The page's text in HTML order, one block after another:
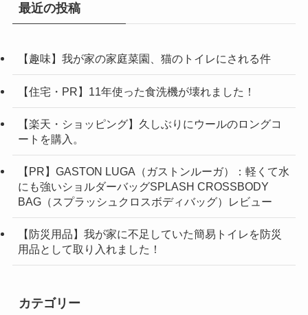
最近の投稿
【趣味】我が家の家庭菜園、猫のトイレにされる件
【住宅・PR】11年使った食洗機が壊れました！
【楽天・ショッピング】久しぶりにウールのロングコ
ートを購入。
【PR】GASTON LUGA（ガストンルーガ）：軽くて水
にも強いショルダーバッグSPLASH CROSSBODY
BAG（スプラッシュクロスボディバッグ）レビュー
【防災用品】我が家に不足していた簡易トイレを防災
用品として取り入れました！
カテゴリー